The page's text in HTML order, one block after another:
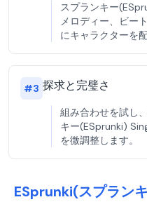
スプランキー
メロディー、ビー
にキャラクターを
#3 探求と完璧さ
組み合わせを試し
キー(ESprunki)
を微調整します。
ESprunki(スプラン